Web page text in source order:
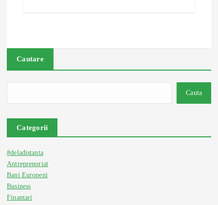
Cautare
Cauta
Categorii
#deladistanta
Antreprenoriat
Bani Europeni
Business
Finantari